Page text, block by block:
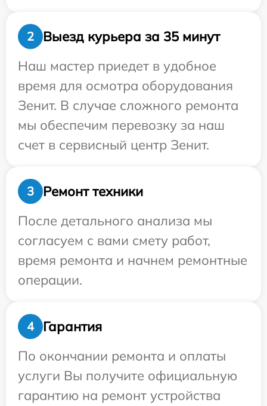
2
Выезд курьера за 35 минут
Наш мастер приедет в удобное
время для осмотра оборудования
Зенит. В случае сложного ремонта
мы обеспечим перевозку за наш
счет в сервисный центр Зенит.
3
Ремонт техники
После детального анализа мы
согласуем с вами смету работ,
время ремонта и начнем ремонтные
операции.
4
Гарантия
По окончании ремонта и оплаты
услуги Вы получите официальную
гарантию на ремонт устройства